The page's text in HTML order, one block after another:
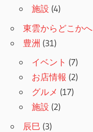
施設 (4)
東雲からどこかへ
豊洲 (31)
イベント (7)
お店情報 (2)
グルメ (17)
施設 (2)
辰巳 (3)